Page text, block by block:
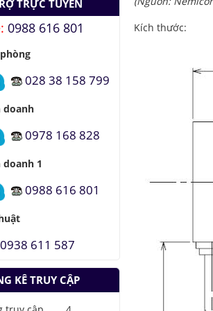
Kích thước:
nhiên liệu
Hầm đỗ xe tự động
Nhật
Áo chống đạn xuyên
loại
của trí tuệ nhân tạo
Lưu trữ hình ảnh kỹ
TRỰC TUYẾN
0988 616 801
028 38 158 799
doanh
0978 168 828
doanh 1
0988 616 801
0938 611 587
KÊ TRUY CẬP